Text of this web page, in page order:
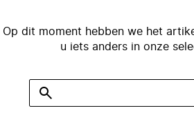
Op dit moment hebben we het
u iets anders in onze